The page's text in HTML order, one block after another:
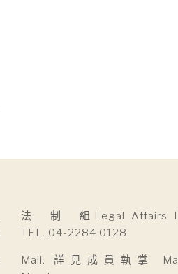
法 制 組Legal Affairs
TEL. 04-2284 0128
Mail: 詳見成員執掌